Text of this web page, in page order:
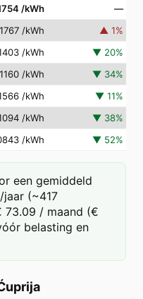
/kWh
—
/kWh ▲ 1%
/kWh ▼ 20%
/kWh ▼ 34%
/kWh ▼ 11%
/kWh ▼ 38%
/kWh ▼ 52%
een gemiddeld
jaar (~417
73.09 / maand (€
belasting en